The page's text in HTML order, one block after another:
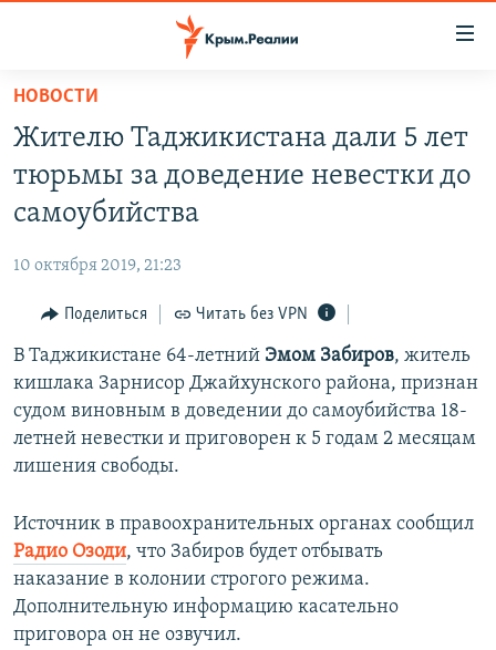
Вернуться
основному
содержанию
Вернутся
главной
навигации
Вернутся
поиску
11 ЛЕТ ОККУПАЦИИ КРЫМА. 11 ИСТОРИЙ СОПРОТИВЛЕНИЯ
ВОДА
ЕЩЕ
ИНТЕРАКТИВ
ИНФОГРАФИКА
ТЕЛЕПРОЕКТ КРЫМ.РЕАЛИИ
СОВЕТЫ ПРАВОЗАЩИТНИКОВ
ПРОПАВШИЕ БЕЗ ВЕСТИ
ПОБЕДИТЕЛЕЙ НЕ СУДЯТ?
КРЫМ.НЕПОКОРЕННЫЙ
УКРАИНСКАЯ ПРОБЛЕМА КРЫМА
РАДІО СВОБОДА
КАК ОБОЙТИ БЛОКИРОВКУ
Українською
ПРИСОЕДИНЯЙТЕСЬ!
НОВОСТИ
Жителю Таджикистана дали 5 лет
тюрьмы за доведение невестки до
самоубийства
10 октября 2019, 21:23
Поделиться Читать без VPN
В Таджикистане 64-летний Эмом Забиров, житель
кишлака Зарнисор Джайхунского района, признан
судом виновным в доведении до самоубийства 18-
летней невестки и приговорен к 5 годам 2 месяцам
лишения свободы.
Источник в правоохранительных органах сообщил
Радио Озоди, что Забиров будет отбывать
наказание в колонии строгого режима.
Дополнительную информацию касательно
приговора он не озвучил.